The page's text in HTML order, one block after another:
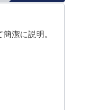
潔に説明。